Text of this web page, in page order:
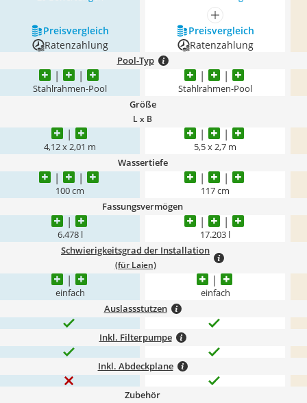
mehr anzeigen
Preis­vergleich
Preis­vergleich
Ratenzahlung
Ratenzahlung
Pool-Typ
Stahlrahmen-Pool Stahlrahmen-Pool
Größe
L x B
4,12 x 2,01 m 5,5 x 2,7 m
Wassertiefe
100 cm 117 cm
Fassungsvermögen
6.478 l 17.203 l
Schwierigkeitsgrad der Installation
(für Laien)
einfach einfach
Auslassstutzen
Inkl. Filterpumpe
Inkl. Abdeckplane
Zubehör